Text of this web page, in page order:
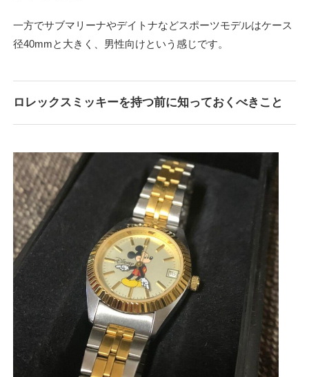
一方でサブマリーナやデイトナなどスポーツモデルはケース
径40mmと大きく、男性向けという感じです。
ロレックスミッキーを持つ前に知っておくべきこと